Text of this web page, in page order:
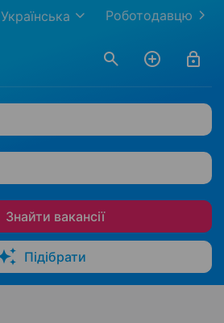
Роботодавцю
Українська
Знайти вакансії
Підібрати